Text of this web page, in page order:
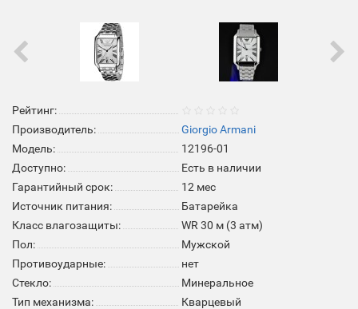
Рейтинг:
Производитель:
Giorgio Armani
Модель:
12196-01
Доступно:
Есть в наличии
Гарантийный срок:
12 мес
Источник питания:
Батарейка
Класс влагозащиты:
WR 30 м (3 атм)
Пол:
Мужской
Противоударные:
нет
Стекло:
Минеральное
Тип механизма:
Кварцевый